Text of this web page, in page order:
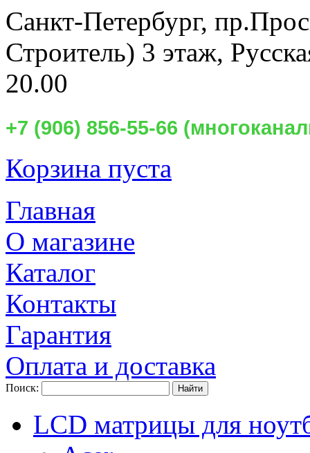
Санкт-Петербург,
Строитель) 3 этаж,
20.00
+7 (906) 856-55-66
Корзина пуста
Главная
О магазине
Каталог
Контакты
Гарантия
Оплата и доставка
Поиск:
LCD матрицы для